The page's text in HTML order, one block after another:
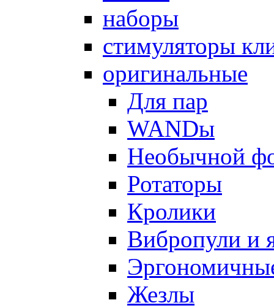
наборы
стимуляторы
оригинальные
Для пар
WANDы
Необычной
Ротаторы
Кролики
Вибропули и
Жезлы